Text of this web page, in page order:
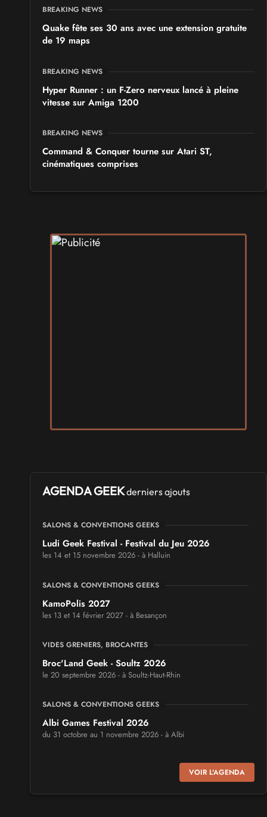
BREAKING NEWS
Quake fête ses 30 ans avec une extension gratuite
de 19 maps
BREAKING NEWS
Hyper Runner : un F-Zero nerveux lancé à pleine
vitesse sur Amiga 1200
BREAKING NEWS
Command & Conquer tourne sur Atari ST,
cinématiques comprises
AGENDA GEEKderniers ajouts
SALONS & CONVENTIONS GEEKS
Ludi Geek Festival - Festival du Jeu 2026
les 14 et 15 novembre 2026 - à Halluin
SALONS & CONVENTIONS GEEKS
KamoPolis 2027
les 13 et 14 février 2027 - à Besançon
VIDES GRENIERS, BROCANTES
Broc'Land Geek - Soultz 2026
le 20 septembre 2026 - à Soultz-Haut-Rhin
SALONS & CONVENTIONS GEEKS
Albi Games Festival 2026
du 31 octobre au 1 novembre 2026 - à Albi
Virtual Calais - salon du jeu vidéo et des loisirs
numériques 2026
VOIR L'AGENDA